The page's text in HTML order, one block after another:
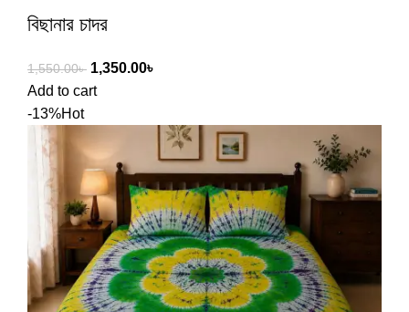
বিছানার চাদর
1,550.00৳ 1,350.00৳
Add to cart
-13%Hot